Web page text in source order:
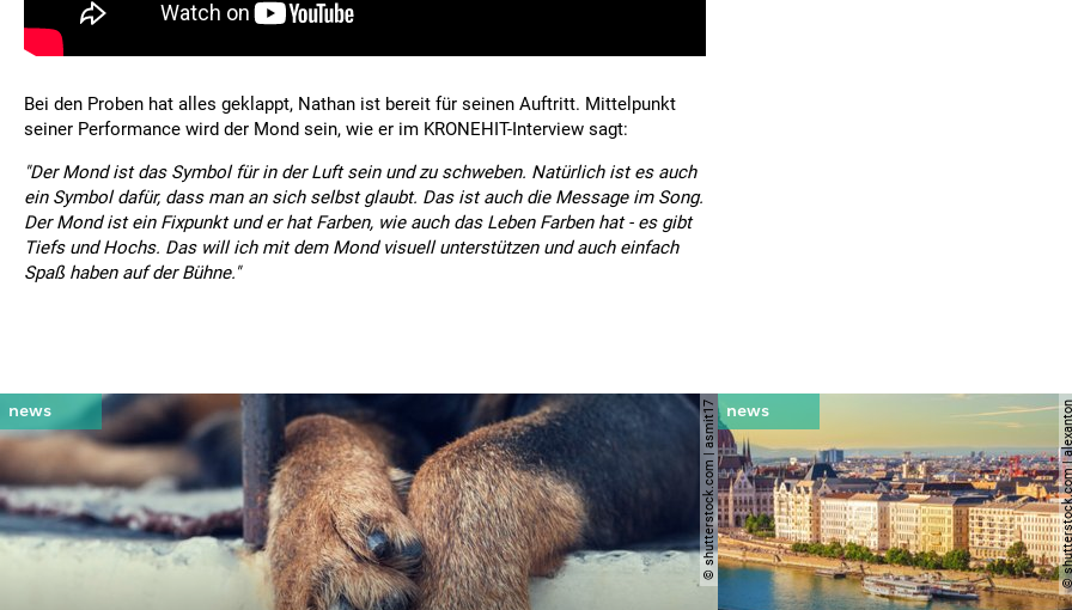
Bei den Proben hat alles geklappt, Nathan ist bereit für seinen Auftritt. Mittelpunkt
seiner Performance wird der Mond sein, wie er im KRONEHIT-Interview sagt:
"Der Mond ist das Symbol für in der Luft sein und zu schweben. Natürlich ist es auch
ein Symbol dafür, dass man an sich selbst glaubt. Das ist auch die Message im Song.
Der Mond ist ein Fixpunkt und er hat Farben, wie auch das Leben Farben hat - es gibt
Tiefs und Hochs. Das will ich mit dem Mond visuell unterstützen und auch einfach
Spaß haben auf der Bühne."
© shutterstock.com | asmit17 ©